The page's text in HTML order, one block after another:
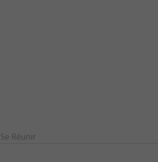
Se Réunir